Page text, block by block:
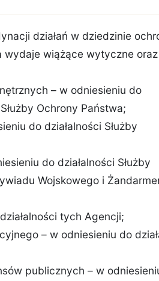
działań w dziedzinie
wiążące wytyczne
– w odniesieniu do
Ochrony Państwa;
do działalności Służby
do działalności Służby
Wojskowego i
tych Agencji;
– w odniesieniu do
publicznych – w